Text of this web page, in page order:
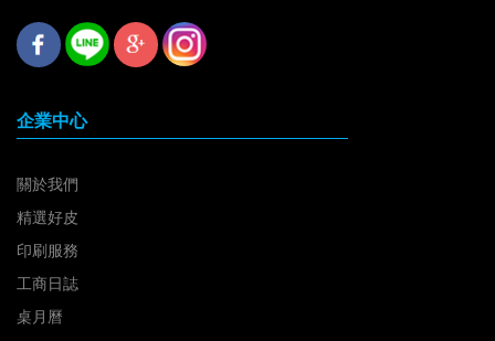
企業中心
關於我們
精選好皮
印刷服務
工商日誌
桌月曆